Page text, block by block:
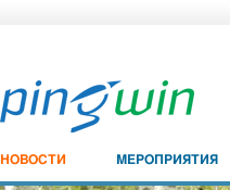
НОВОСТИ МЕРОПРИЯТИЯ